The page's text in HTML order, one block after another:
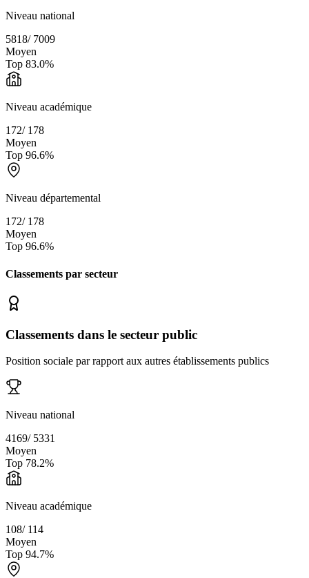
Niveau national
5818/ 7009
Moyen
Top 83.0%
Niveau académique
172/ 178
Moyen
Top 96.6%
Niveau départemental
172/ 178
Moyen
Top 96.6%
Classements par secteur
Classements dans le secteur public
Position sociale par rapport aux autres établissements publics
Niveau national
4169/ 5331
Moyen
Top 78.2%
Niveau académique
108/ 114
Moyen
Top 94.7%